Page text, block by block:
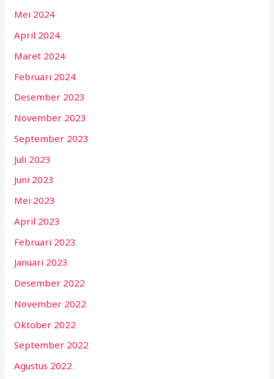
Mei 2024
April 2024
Maret 2024
Februari 2024
Desember 2023
November 2023
September 2023
Juli 2023
Juni 2023
Mei 2023
April 2023
Februari 2023
Januari 2023
Desember 2022
November 2022
Oktober 2022
September 2022
Agustus 2022